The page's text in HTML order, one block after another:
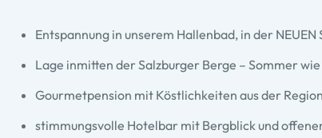
Entspannung in unserem Hallenbad, in der
Lage inmitten der Salzburger Berge – Sommer
Gourmetpension mit Köstlichkeiten aus der Region
stimmungsvolle Hotelbar mit Bergblick und